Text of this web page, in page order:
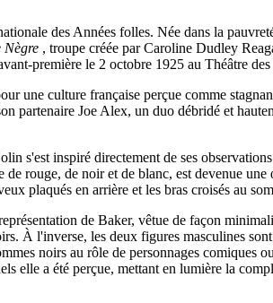
des Années folles. Née dans la
Nègre , troupe créée par Caroline Dudley
première le 2 octobre 1925 au Théâtre
une culture française perçue comme
partenaire Joe Alex, un duo débridé et
s'est inspiré directement de ses
rouge, de noir et de blanc, est devenue
plaqués en arrière et les bras croisés au
de Baker, vêtue de façon
À l'inverse, les deux figures masculines
noirs au rôle de personnages comiques
elle a été perçue, mettant en lumière la